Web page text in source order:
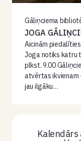
Gāliņciema
JOGA
Aicinām
Joga notiks katru
plkst. 9.00
atvērtas ikvienam
jau ilgāku…
Kalendārs